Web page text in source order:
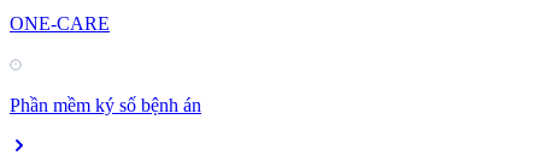
ONE-CARE
Phần mềm ký số bệnh án